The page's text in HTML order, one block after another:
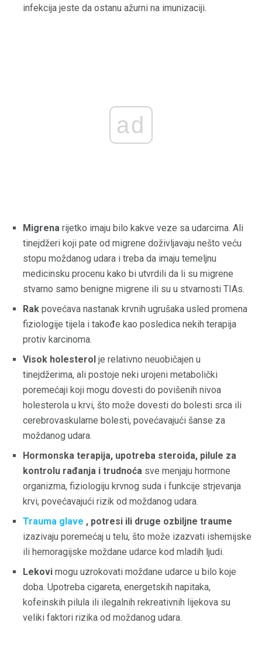
infekcija jeste da ostanu ažurni na imunizaciji.
ad
Migrena rijetko imaju bilo kakve veze sa udarcima. Ali
tinejdžeri koji pate od migrene doživljavaju nešto veću
stopu moždanog udara i treba da imaju temeljnu
medicinsku procenu kako bi utvrdili da li su migrene
stvarno samo benigne migrene ili su u stvarnosti TIAs.
Rak povećava nastanak krvnih ugrušaka usled promena
fiziologije tijela i takođe kao posledica nekih terapija
protiv karcinoma.
Visok holesterol je relativno neuobičajen u
tinejdžerima, ali postoje neki urojeni metabolički
poremećaji koji mogu dovesti do povišenih nivoa
holesterola u krvi, što može dovesti do bolesti srca ili
cerebrovaskularne bolesti, povećavajući šanse za
moždanog udara.
Hormonska terapija, upotreba steroida, pilule za
kontrolu rađanja i trudnoća sve menjaju hormone
organizma, fiziologiju krvnog suda i funkcije strjevanja
krvi, povećavajući rizik od moždanog udara.
Trauma glave , potresi ili druge ozbiljne traume
izazivaju poremećaj u telu, što može izazvati ishemijske
ili hemoragijske moždane udarce kod mladih ljudi.
Lekovi mogu uzrokovati moždane udarce u bilo koje
doba. Upotreba cigareta, energetskih napitaka,
kofeinskih pilula ili ilegalnih rekreativnih lijekova su
veliki faktori rizika od moždanog udara.